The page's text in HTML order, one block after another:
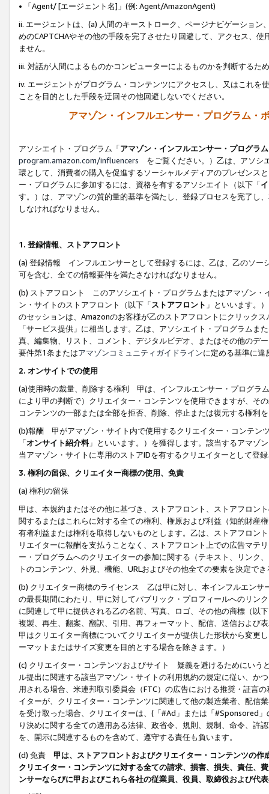
• 「Agent/ [エージェント名]」(例: Agent/AmazonAgent)
ii. エージェントは、(a) 人間のキーストローク、ページナビゲーショ
めのCAPTCHAやその他の手段を完了させたり回避して、アクセス、
ません。
iii. 対話が人間によるものかコンピューターによるものかを判断するた
iv. エージェントがプログラム・コンテンツにアクセスし、又はこれ
ことを目的とした手段を迂回その他回避しないでください。
アマゾン・インフルエンサー・プログラム・
アソシエイト・プログラム「アマゾン・インフルエンサー・プログラム
program.amazon.com/influencers をご覧ください。）乙は、アソシ
環として、消費者の購入を促進するソーシャルメディアのプレゼンス
ー・プログラムに参加するには、資格を有するアソシエイト（以下「
す。）は、アマゾンの質的量的基準を満たし、登録プロセスを完了し、
しなければなりません。
1. 登録情報、ストアフロント
(a) 登録情報 インフルエンサーとして登録するには、乙は、乙のソー
可を含む、全ての情報要件を満たさなければなりません。
(b) ストアフロント このアソシエイト・プログラムまたはアマゾン・
ン・サイトのストアフロント（以下「ストアフロント 」といいます。
のセッションは、Amazonのお客様が乙のストアフロントにクリック
「サービス提供」に相当します。乙は、アソシエイト・プログラム
真、編集物、リスト、コメント、デジタルビデオ、またはその他のデ
要件第1条またはアマゾンコミュニティガイドラインに定める基準に違
2. オンサイトでの使用
(a)使用時の裁量、削除する権利 甲は、インフルエンサー・プログラ
により甲の判断で）クリエイター・コンテンツを使用できますが、そ
コンテンツの一部または全部を拒否、削除、停止または復元する権利
(b)報酬 甲がアマゾン・サイト内で使用するクリエイター・コンテン
「オンサイト紹介料」といいます。）を獲得します。該当するアマゾ
当アマゾン・サイトに専用のストアIDを有するクリエイターとして登
3. 権利の留保、クリエイター商標の使用、免責
(a) 権利の留保
甲は、本規約またはその他に基づき、ストアフロント、ストアフロン
関するまたはこれらに対する全ての権利、権原および利益（知的財産
有者利益または権利を取得しないものとします。乙は、ストアフロン
リエイターに報酬を支払うことなく、ストアフロント上での広告マテ
ー・プログラムへのクリエイターの参加に関する（テキスト、リンク
トのコンテンツ、外見、機能、URLおよびその他全ての要素を決定で
(b) クリエイター商標のライセンス 乙は甲に対し、本インフルエンサ
の最長期間にわたり、甲に対してパブリック・プロフィールへのリン
に関連して甲に提供される乙の名前、写真、ロゴ、その他の商標（以
複製、再生、翻案、翻訳、引用、再フォーマット、配信、送信および
甲はクリエイター商標についてクリエイターが提供した形状から変更
ーマットまたはサイズ変更を目的とする場合を除きます。）
(c) クリエイター・コンテンツおよびサイト 疑義を避けるためにいう
ル提出に関連する該当アマゾン・サイトの利用規約の規定に従い、か
用される場合、米連邦取引委員会（FTC）の広告における推奨・証言
イターが、クリエイター・コンテンツに関連して他の製造業者、配信
を受け取った場合、クリエイターは、(「#Ad」または「#Sponsored
り決めに関する全ての適用ある法律、政省令、規則、規制、命令、許
を、開示に関連するものを含めて、遵守する責任も負います。
(d) 免責 甲は、ストアフロントおよびクリエイター・コンテンツの
クリエイター・コンテンツに対する全ての請求、損害、損失、責任、
ンサーならびに甲およびこれら各社の従業員、役員、取締役および代